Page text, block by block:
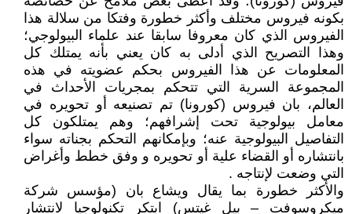
بكونه فيروس مختلف وأكثر خطورة وفتكا من سلالة هذا
الفيروس الذي كان معروفا سابقا عند علماء البيولوجي؛
وهذا التصريح الذي أدلى به كان يعني بأنه يمتلك كل
المعلومات عن هذا الفيروس بحكم عضويته في هذه
المجموعة السرية التي تتحكم بمجريات الأحداث في
العالم، بان فيروس (كورونا) تم تصنيعه أو تحويره في
معامل بيولوجية تحت إشرافهم؛ وهم يمتلكون كل
التفاصيل البيولوجية عنه؛ وبإمكانهم التحكم بجناته سواء
بانتشاره أو القضاء علية أو تحويره و وفق خطط وأغراض
التي وضعت لإنتاجه .
والأكثر خطورة بما يقال ويشاع بان (مؤسس شركة
میكروسوفت – بیل غیتس) ابتكر تكنولوجیا لانتشار